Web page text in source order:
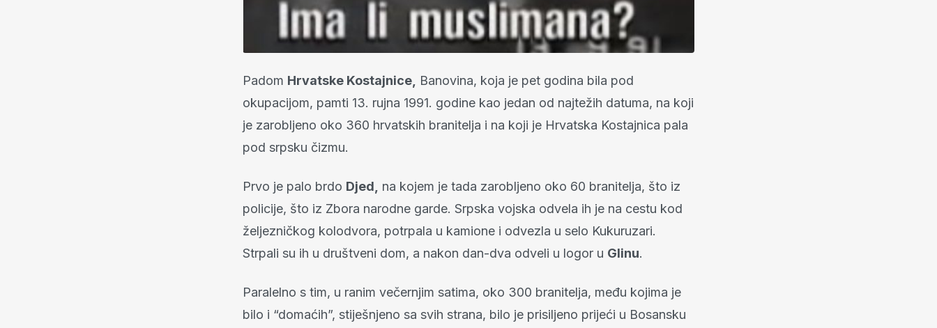
Padom Hrvatske Kostajnice,
Banovina, koja je pet godina bila pod
okupacijom, pamti 13. rujna 1991. godine kao jedan od najtežih datuma, na koji
je zarobljeno oko 360 hrvatskih branitelja i na koji je Hrvatska Kostajnica pala
pod srpsku čizmu.
Prvo je palo brdo Djed,
na kojem je tada zarobljeno oko 60 branitelja, što iz
policije, što iz Zbora narodne garde. Srpska vojska odvela ih je na cestu kod
željezničkog kolodvora, potrpala u kamione i odvezla u selo Kukuruzari.
Strpali su ih u društveni dom, a nakon dan-dva odveli u logor u Glinu.
Paralelno s tim, u ranim večernjim satima, oko 300 branitelja, među kojima je
bilo i “domaćih”, stiješnjeno sa svih strana, bilo je prisiljeno prijeći u Bosansku